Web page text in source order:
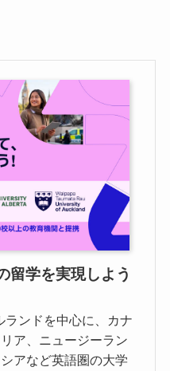
留学を実現しよう
ランドを中心に、カナ
ア、ニュージーラン
アなど英語圏の大学